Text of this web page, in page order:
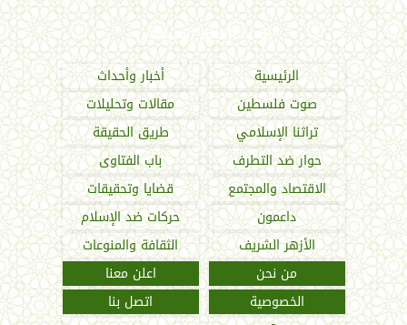
اتحاد العالم الإسلامي
الرئيسية
أخبار وأحداث
صوت فلسطين
مقالات وتحليلات
تراثنا الإسلامي
طريق الحقيقة
حوار ضد التطرف
باب الفتاوى
الاقتصاد والمجتمع
قضايا وتحقيقات
داعمون
حركات ضد الإسلام
الأزهر الشريف
الثقافة والمنوعات
من نحن
اعلن معنا
الخصوصية
اتصل بنا